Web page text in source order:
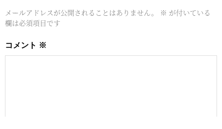
メールアドレスが公開されることはありません。 ※ が付いている
欄は必須項目です
コメント ※